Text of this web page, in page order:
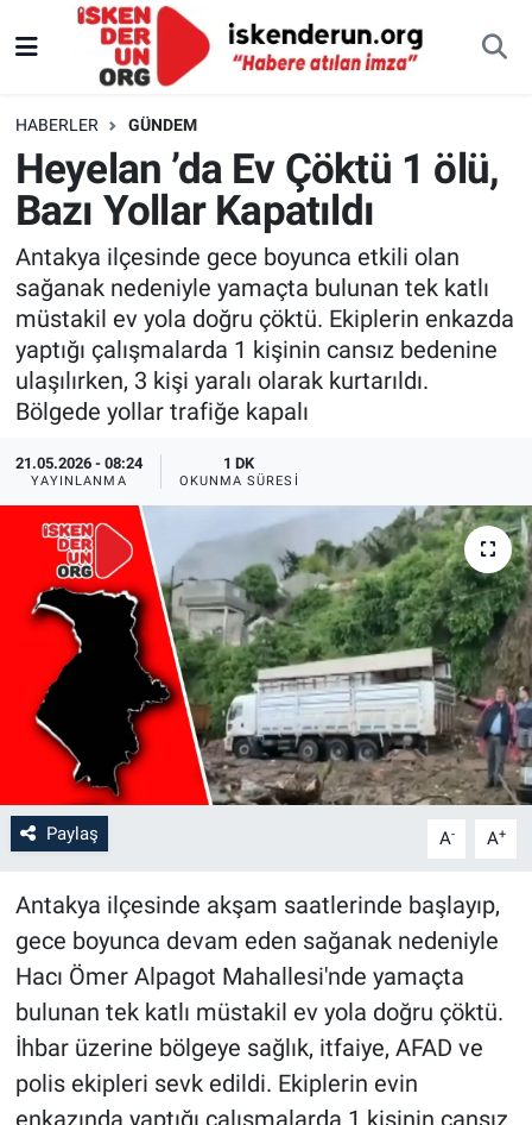
HABERLER GÜNDEM
Heyelan ’da Ev Çöktü 1 ölü,
Bazı Yollar Kapatıldı
Antakya ilçesinde gece boyunca etkili olan
sağanak nedeniyle yamaçta bulunan tek katlı
müstakil ev yola doğru çöktü. Ekiplerin enkazda
yaptığı çalışmalarda 1 kişinin cansız bedenine
ulaşılırken, 3 kişi yaralı olarak kurtarıldı.
Bölgede yollar trafiğe kapalı
21.05.2026 - 08:24
YAYINLANMA
1 DK
OKUNMA SÜRESI
Paylaş A- A+
Antakya ilçesinde akşam saatlerinde başlayıp,
gece boyunca devam eden sağanak nedeniyle
Hacı Ömer Alpagot Mahallesi'nde yamaçta
bulunan tek katlı müstakil ev yola doğru çöktü.
İhbar üzerine bölgeye sağlık, itfaiye, AFAD ve
polis ekipleri sevk edildi. Ekiplerin evin
enkazında yaptığı çalışmalarda 1 kişinin cansız